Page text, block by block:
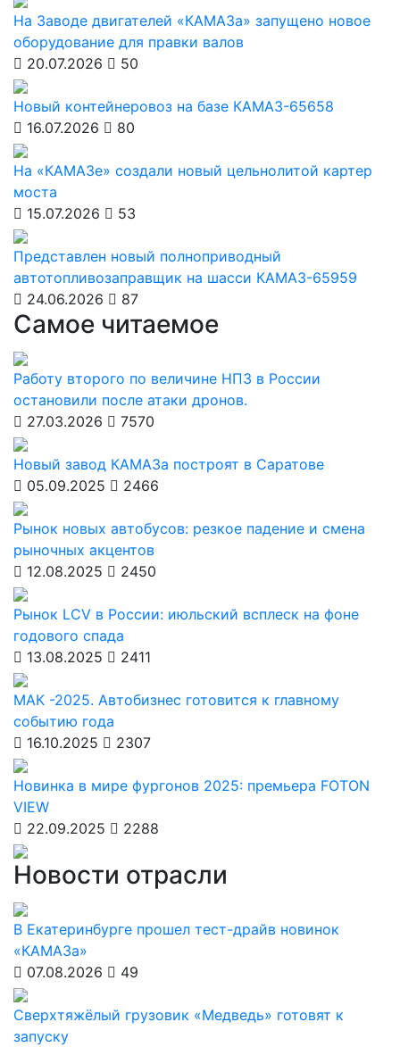
На Заводе двигателей «КАМАЗа» запущено новое
оборудование для правки валов
20.07.2026
50
Новый контейнеровоз на базе КАМАЗ-65658
16.07.2026
80
На «КАМАЗе» создали новый цельнолитой картер
моста
15.07.2026
53
Представлен новый полноприводный
автотопливозаправщик на шасси КАМАЗ-65959
24.06.2026
87
Самое читаемое
Работу второго по величине НПЗ в России
остановили после атаки дронов.
27.03.2026
7570
Новый завод КАМАЗа построят в Саратове
05.09.2025
2466
Рынок новых автобусов: резкое падение и смена
рыночных акцентов
12.08.2025
2450
Рынок LCV в России: июльский всплеск на фоне
годового спада
13.08.2025
2411
МАК -2025. Автобизнес готовится к главному
событию года
16.10.2025
2307
Новинка в мире фургонов 2025: премьера FOTON
VIEW
22.09.2025
2288
Новости отрасли
В Екатеринбурге прошел тест-драйв новинок
«КАМАЗа»
07.08.2026
49
Сверхтяжёлый грузовик «Медведь» готовят к
запуску